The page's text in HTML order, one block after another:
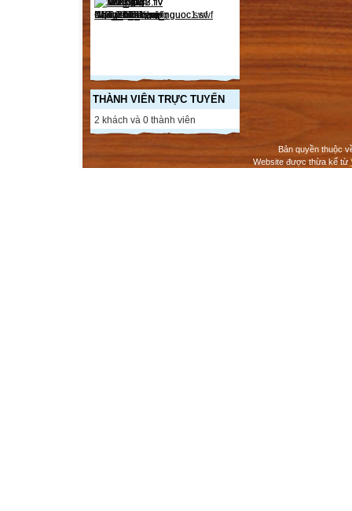
THÀNH VIÊN TRỰC TUYẾN
2 khách và 0 thành viên
Bản quyền thuộc
Website được thừa kế từ